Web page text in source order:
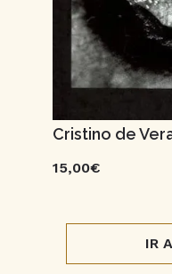
Cristino de
15,00€
IR